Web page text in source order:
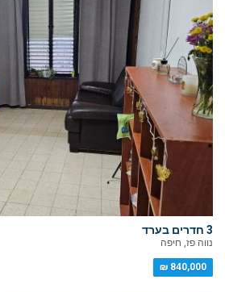
3 חדרים בערד
נווה פז, חיפה
840,000 ₪